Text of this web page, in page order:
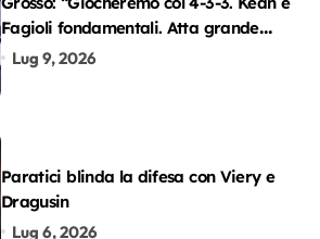
Fagioli fondamentali. Atta grande
colpo”
Lug 9, 2026
Paratici blinda la difesa con Viery e
Dragusin
Lug 6, 2026